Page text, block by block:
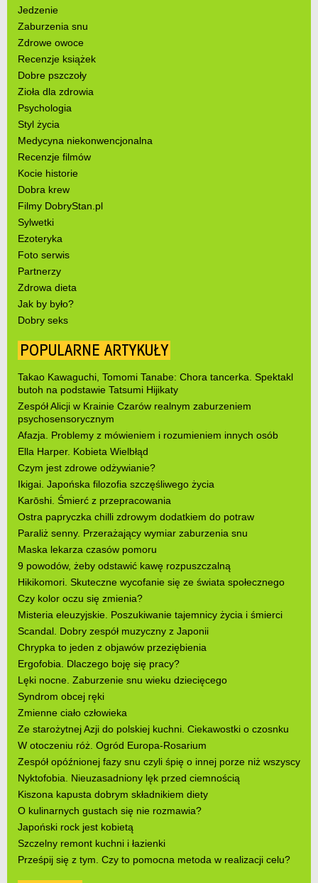
Jedzenie
Zaburzenia snu
Zdrowe owoce
Recenzje książek
Dobre pszczoły
Zioła dla zdrowia
Psychologia
Styl życia
Medycyna niekonwencjonalna
Recenzje filmów
Kocie historie
Dobra krew
Filmy DobryStan.pl
Sylwetki
Ezoteryka
Foto serwis
Partnerzy
Zdrowa dieta
Jak by było?
Dobry seks
POPULARNE ARTYKUŁY
Takao Kawaguchi, Tomomi Tanabe: Chora tancerka. Spektakl
butoh na podstawie Tatsumi Hijikaty
Zespół Alicji w Krainie Czarów realnym zaburzeniem
psychosensorycznym
Afazja. Problemy z mówieniem i rozumieniem innych osób
Ella Harper. Kobieta Wielbłąd
Czym jest zdrowe odżywianie?
Ikigai. Japońska filozofia szczęśliwego życia
Karōshi. Śmierć z przepracowania
Ostra papryczka chilli zdrowym dodatkiem do potraw
Paraliż senny. Przerażający wymiar zaburzenia snu
Maska lekarza czasów pomoru
9 powodów, żeby odstawić kawę rozpuszczalną
Hikikomori. Skuteczne wycofanie się ze świata społecznego
Czy kolor oczu się zmienia?
Misteria eleuzyjskie. Poszukiwanie tajemnicy życia i śmierci
Scandal. Dobry zespół muzyczny z Japonii
Chrypka to jeden z objawów przeziębienia
Ergofobia. Dlaczego boję się pracy?
Lęki nocne. Zaburzenie snu wieku dziecięcego
Syndrom obcej ręki
Zmienne ciało człowieka
Ze starożytnej Azji do polskiej kuchni. Ciekawostki o czosnku
W otoczeniu róż. Ogród Europa-Rosarium
Zespół opóźnionej fazy snu czyli śpię o innej porze niż wszyscy
Nyktofobia. Nieuzasadniony lęk przed ciemnością
Kiszona kapusta dobrym składnikiem diety
O kulinarnych gustach się nie rozmawia?
Japoński rock jest kobietą
Szczelny remont kuchni i łazienki
Prześpij się z tym. Czy to pomocna metoda w realizacji celu?